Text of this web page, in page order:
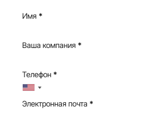
Имя *
Ваша компания *
Телефон *
Электронная почта *